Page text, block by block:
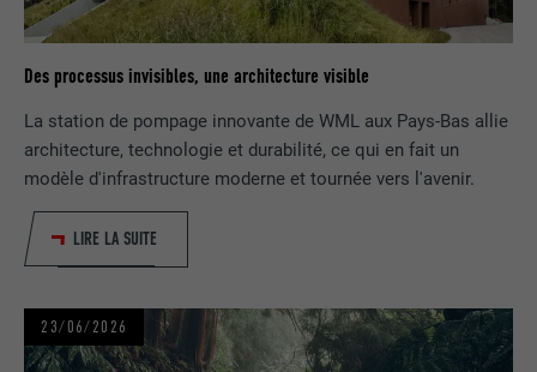
Des processus invisibles, une architecture visible
La station de pompage innovante de WML aux Pays-Bas allie
architecture, technologie et durabilité, ce qui en fait un
modèle d'infrastructure moderne et tournée vers l'avenir.
LIRE LA SUITE
23/06/2026
FOURNISSEUR LinkedIn
EXPIRATION 3 mois
UTILITÉ Cookie identificateur de navigateur
EXPIRATION 1 jour